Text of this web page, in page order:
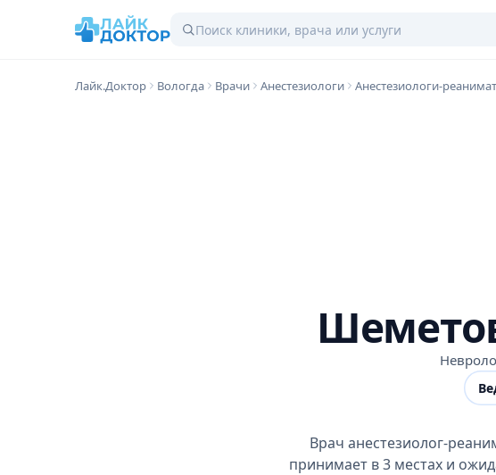
Лайк.Доктор Вологда Врачи Анестезиологи Анестезиологи-
Врач анестезиолог-
принимает в 3 местах и